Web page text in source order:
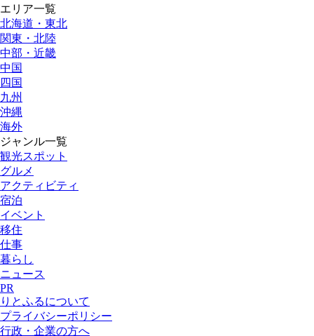
エリア一覧
北海道・東北
関東・北陸
中部・近畿
中国
四国
九州
沖縄
海外
ジャンル一覧
観光スポット
グルメ
アクティビティ
宿泊
イベント
移住
仕事
暮らし
ニュース
PR
りとふるについて
プライバシーポリシー
行政・企業の方へ